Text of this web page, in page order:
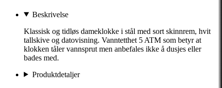
Beskrivelse
Klassisk og tidløs dameklokke i stål med sort skinnrem, hvit
tallskive og datovisning. Vanntetthet 5 ATM som betyr at
klokken tåler vannsprut men anbefales ikke å dusjes eller
bades med.
Produktdetaljer